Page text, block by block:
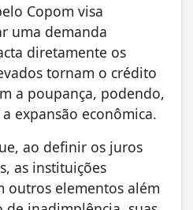
Copom visa
uma demanda
diretamente os
tornam o crédito
a poupança, podendo,
expansão econômica.
ao definir os juros
as instituições
outros elementos além